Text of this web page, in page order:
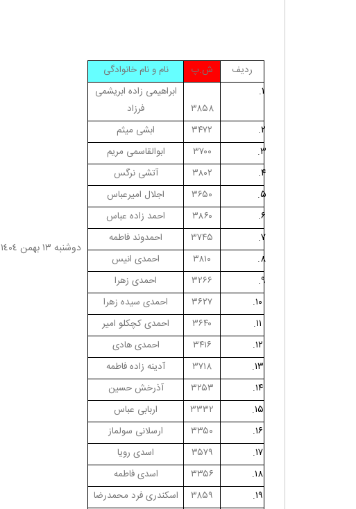
ردیف ش.پ
نام و نام خانوادگی
۱.
۳۸۵۸
ابراهیمی زاده ابریشمی
فرزاد
۲.
۳۴۷۲
ابشی میثم
۳.
۳۷۰۰
ابوالقاسمی مریم
۴.
۳۸۰۲
آتشی نرگس
۵.
۳۶۵۰
اجلال امیرعباس
۶.
۳۸۶۰
احمد زاده عباس
۷.
۳۷۴۵
احمدوند فاطمه
۸.
۳۸۱۰
احمدی انیس
۹.
۳۲۶۶
احمدی زهرا
۱۰.
۳۶۲۷
احمدی سیده زهرا
۱۱.
۳۶۴۰
احمدی کچکلو امیر
۱۲.
۳۴۱۶
احمدی هادی
۱۳.
۳۷۱۸
آدینه زاده فاطمه
۱۴.
۳۲۵۳
آذرخش حسین
۱۵.
۳۳۳۲
اربابی عباس
۱۶.
۳۳۵۰
ارسلانی سولماز
۱۷.
۳۵۷۹
اسدی رویا
۱۸.
۳۳۵۶
اسدی فاطمه
۱۹.
۳۸۵۹
اسکندری فرد محمدرضا
دوشنبه ١٣ بهمن ١٤٠٤